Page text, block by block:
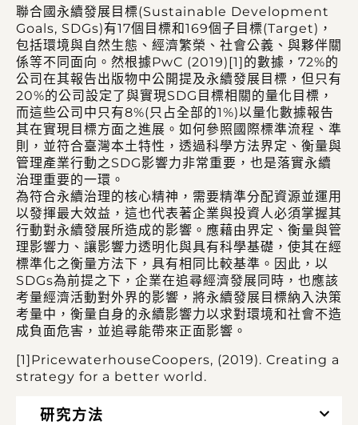
聯合國永續發展目標(Sustainable Development
Goals, SDGs)有17個目標和169個子目標(Target)，
包括環境與自然生態、經濟繁榮、社會公義、與夥伴關
係等不同面向。然根據PwC (2019)[1]的數據，72%的
公司在其報告出版物中公開提及永續發展目標，但只有
20%的公司設定了與實現SDG目標相關的量化目標，
而這些公司中只有8%(只占全部的1%)以量化數據報告
其在實現目標方面之進展。如何參照國際標準流程、準
則，並符合臺灣本土特性，透過科學方法界定、衡量與
管理產業行動之SDG影響力非常重要，也是落實永續
治理重要的一環。
為符合永續治理的核心精神，需要精準分配資源並運用
以發揮最大效益，這也代表著企業與投資人必須掌握其
行動對永續發展所造成的影響。應藉由界定、衡量與管
理影響力、讓影響力透明化與具有科學基礎，使其在經
標準化之衡量方法下，具有相同比較基準。因此，以
SDGs為前提之下，企業在追尋經濟發展同時，也應該
考量經濟活動對外界的影響，將永續發展目標納入決策
考量中，衡量自身的永續影響力以求對環境和社會不造
成負面危害，並追尋能帶來正面影響。
[1]PricewaterhouseCoopers, (2019). Creating a
strategy for a better world.
研究方法